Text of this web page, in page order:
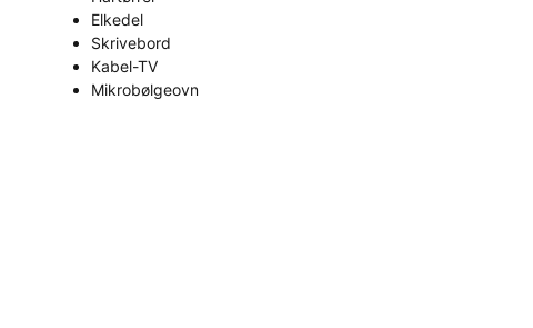
Elkedel
Skrivebord
Kabel-TV
Mikrobølgeovn